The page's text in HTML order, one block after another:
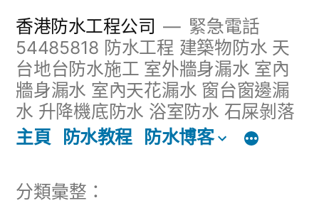
香港防水工程公司
緊急電話
54485818 防水工程 建築物防水 天
台地台防水施工 室外牆身漏水 室內
牆身漏水 室內天花漏水 窗台窗邊漏
水 升降機底防水 浴室防水 石屎剝落
主頁
防水教程 防水博客
分類彙整：